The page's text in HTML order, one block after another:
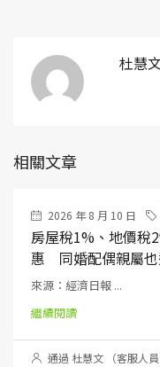
杜慧
相關文章
2026 年 8 月 10 日
房屋稅1%、地價
惠 同婚配偶親屬也
來源：經濟日報 ...
繼續閱讀
通過 杜慧文 （客服人員